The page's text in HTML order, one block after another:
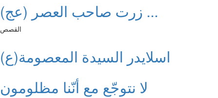
زرت صاحب العصر (عج) ...
القصص
اسلايدر السيدة المعصومة(ع)
لا نتوجّع مع أنّنا مظلومون